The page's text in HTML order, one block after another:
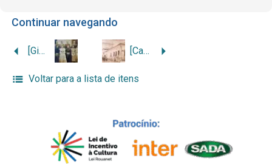
Continuar navegando
[Giuseppe Albanese, esposa, filhos e genros] [Casa Albanese & Cia.]
Voltar para a lista de itens